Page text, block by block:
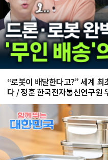
“로봇이 배달한다고?” 세계
다 / 정훈 한국전자통신연구원